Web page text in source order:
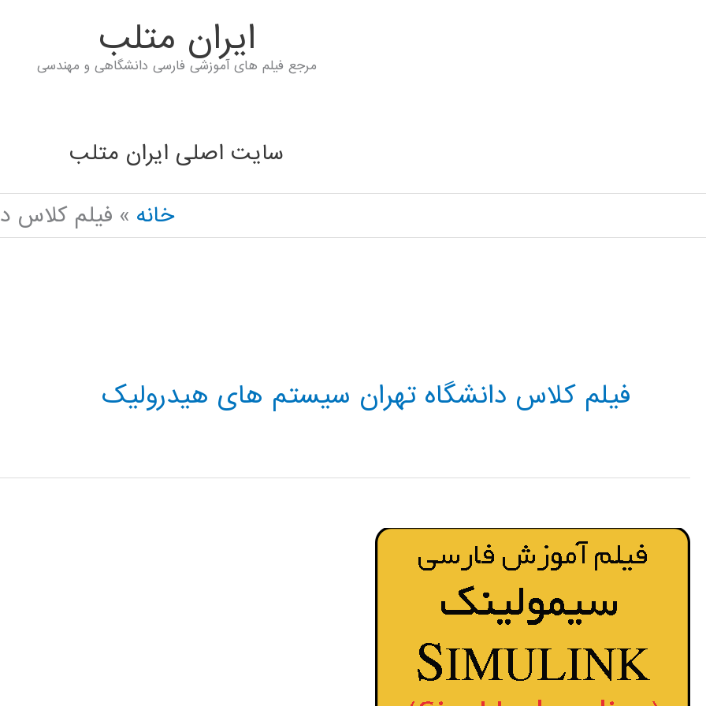
ايران متلب
مرجع فیلم های آموزشی فارسی دانشگاهی و مهندسی
سایت اصلی ایران متلب
خانه
فیلم کلاس
فیلم کلاس دانشگاه تهران سیستم های هیدرولیک